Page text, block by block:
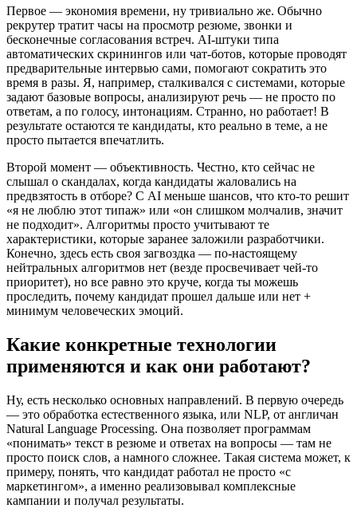
Первое — экономия времени, ну тривиально же. Обычно
рекрутер тратит часы на просмотр резюме, звонки и
бесконечные согласования встреч. AI-штуки типа
автоматических скринингов или чат-ботов, которые проводят
предварительные интервью сами, помогают сократить это
время в разы. Я, например, сталкивался с системами, которые
задают базовые вопросы, анализируют речь — не просто по
ответам, а по голосу, интонациям. Странно, но работает! В
результате остаются те кандидаты, кто реально в теме, а не
просто пытается впечатлить.
Второй момент — объективность. Честно, кто сейчас не
слышал о скандалах, когда кандидаты жаловались на
предвзятость в отборе? С AI меньше шансов, что кто-то решит
«я не люблю этот типаж» или «он слишком молчалив, значит
не подходит». Алгоритмы просто учитывают те
характеристики, которые заранее заложили разработчики.
Конечно, здесь есть своя загвоздка — по-настоящему
нейтральных алгоритмов нет (везде просвечивает чей-то
приоритет), но все равно это круче, когда ты можешь
проследить, почему кандидат прошел дальше или нет +
минимум человеческих эмоций.
Какие конкретные технологии
применяются и как они работают?
Ну, есть несколько основных направлений. В первую очередь
— это обработка естественного языка, или NLP, от англичан
Natural Language Processing. Она позволяет программам
«понимать» текст в резюме и ответах на вопросы — там не
просто поиск слов, а намного сложнее. Такая система может, к
примеру, понять, что кандидат работал не просто «с
маркетингом», а именно реализовывал комплексные
кампании и получал результаты.